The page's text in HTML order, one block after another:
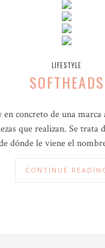
LIFESTYLE
SOFTHEADS
concreto de una marca
que realizan. Se trata
dónde le viene el
CONTINUE